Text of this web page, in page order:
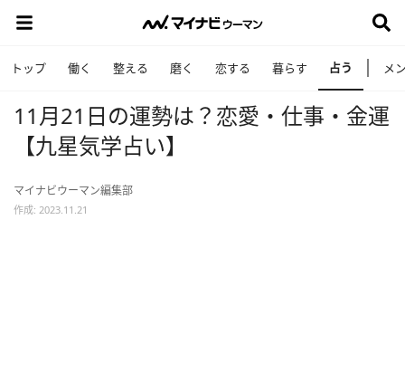
トップ 働く 整える 磨く 恋する 暮らす 占う メ
11月21日の運勢は？恋愛・仕事・金運
【九星気学占い】
マイナビウーマン編集部
作成: 2023.11.21